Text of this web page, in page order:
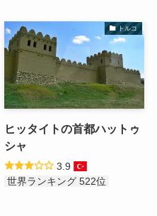
トルコ
ヒッタイトの首都ハットゥ
シャ
3.9
世界ランキング 522位